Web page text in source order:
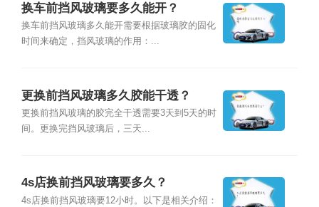
换车前挡风玻璃要多久能开？
换车前挡风玻璃多久能开需要根据玻璃胶的固化
时间来确定，挡风玻璃的作用：...
更换前挡风玻璃多久胶能干透？
更换前挡风玻璃的胶完全干透需要3天到5天的时
间。更换完挡风玻璃后，三天...
4s店换前挡风玻璃要多久？
4s店换前挡风玻璃要12小时。以下是相关介绍：